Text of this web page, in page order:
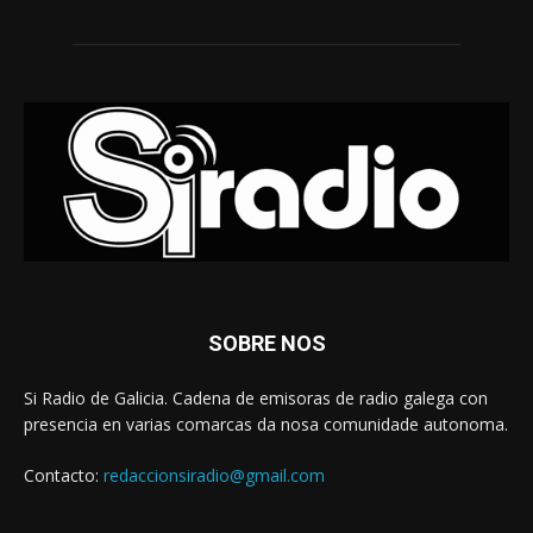
SOBRE NOS
Si Radio de Galicia. Cadena de emisoras de radio galega con
presencia en varias comarcas da nosa comunidade autonoma.
Contacto: redaccionsiradio@gmail.com